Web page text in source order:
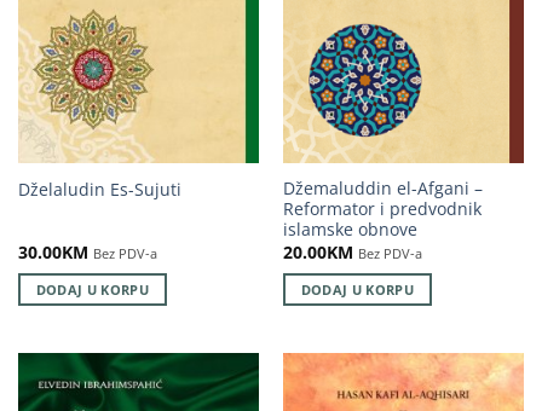
Dželaludin Es-Sujuti
30.00KM Bez PDV-a
DODAJ U KORPU
Džemaluddin el-Afgani –
Reformator i predvodnik
islamske obnove
20.00KM Bez PDV-a
DODAJ U KORPU